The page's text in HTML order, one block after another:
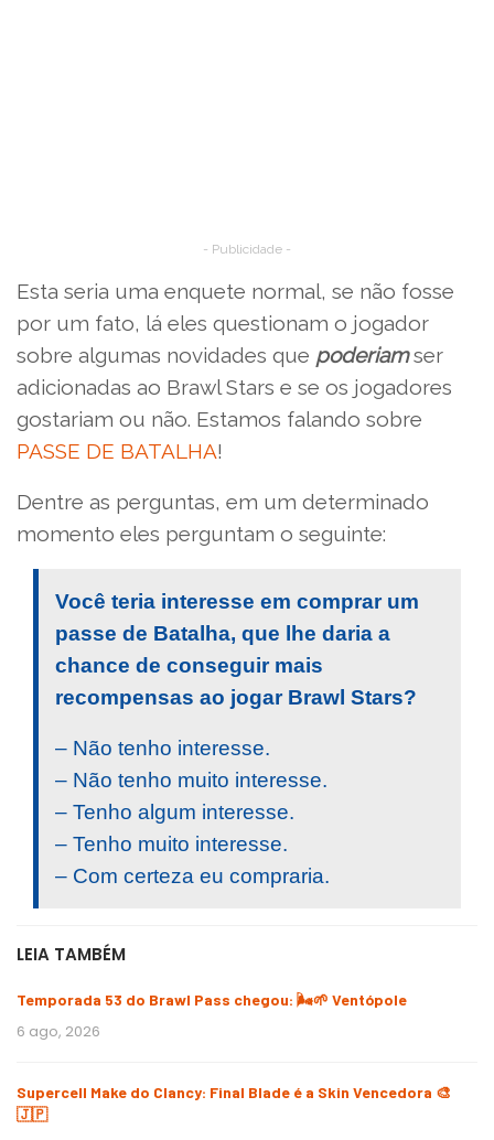
- Publicidade -
Esta seria uma enquete normal, se não fosse
por um fato, lá eles questionam o jogador
sobre algumas novidades que poderiam ser
adicionadas ao Brawl Stars e se os jogadores
gostariam ou não. Estamos falando sobre
PASSE DE BATALHA!
Dentre as perguntas, em um determinado
momento eles perguntam o seguinte:
Você teria interesse em comprar um
passe de Batalha, que lhe daria a
chance de conseguir mais
recompensas ao jogar Brawl Stars?
– Não tenho interesse.
– Não tenho muito interesse.
– Tenho algum interesse.
– Tenho muito interesse.
– Com certeza eu compraria.
LEIA TAMBÉM
Temporada 53 do Brawl Pass chegou: 🌬️🌱 Ventópole
6 ago, 2026
Supercell Make do Clancy: Final Blade é a Skin Vencedora 🎨
🇯🇵